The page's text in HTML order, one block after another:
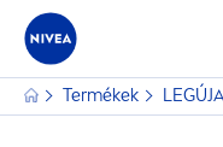
Termékek